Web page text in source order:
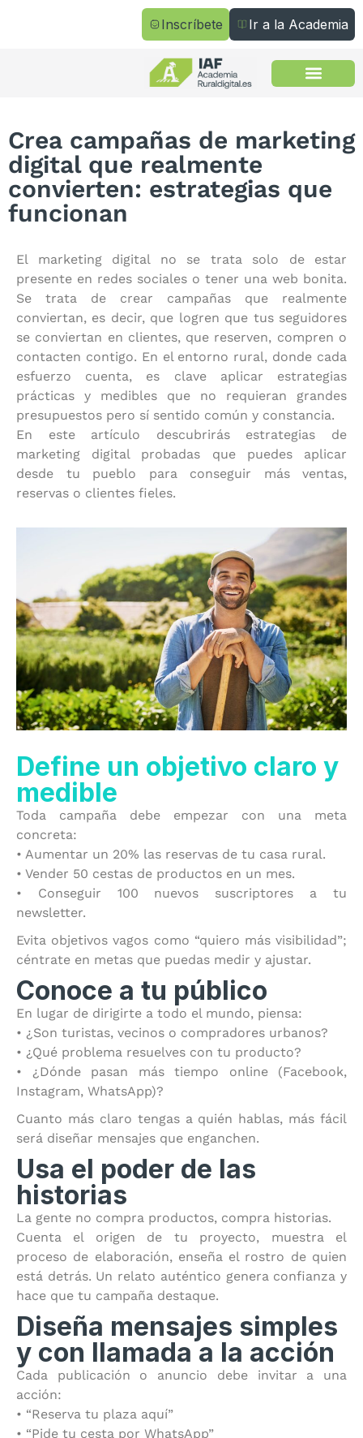
Inscríbete Ir a la Academia
Crea campañas de marketing
digital que realmente
convierten: estrategias que
funcionan
El marketing digital no se trata solo de estar
presente en redes sociales o tener una web bonita.
Se trata de crear campañas que realmente
conviertan, es decir, que logren que tus seguidores
se conviertan en clientes, que reserven, compren o
contacten contigo. En el entorno rural, donde cada
esfuerzo cuenta, es clave aplicar estrategias
prácticas y medibles que no requieran grandes
presupuestos pero sí sentido común y constancia.
En este artículo descubrirás estrategias de
marketing digital probadas que puedes aplicar
desde tu pueblo para conseguir más ventas,
reservas o clientes fieles.
Define un objetivo claro y
medible
Toda campaña debe empezar con una meta
concreta:
• Aumentar un 20% las reservas de tu casa rural.
• Vender 50 cestas de productos en un mes.
• Conseguir 100 nuevos suscriptores a tu
newsletter.
Evita objetivos vagos como “quiero más visibilidad”;
céntrate en metas que puedas medir y ajustar.
Conoce a tu público
En lugar de dirigirte a todo el mundo, piensa:
• ¿Son turistas, vecinos o compradores urbanos?
• ¿Qué problema resuelves con tu producto?
• ¿Dónde pasan más tiempo online (Facebook,
Instagram, WhatsApp)?
Cuanto más claro tengas a quién hablas, más fácil
será diseñar mensajes que enganchen.
Usa el poder de las
historias
La gente no compra productos, compra historias.
Cuenta el origen de tu proyecto, muestra el
proceso de elaboración, enseña el rostro de quien
está detrás. Un relato auténtico genera confianza y
hace que tu campaña destaque.
Diseña mensajes simples
y con llamada a la acción
Cada publicación o anuncio debe invitar a una
acción:
• “Reserva tu plaza aquí”
• “Pide tu cesta por WhatsApp”